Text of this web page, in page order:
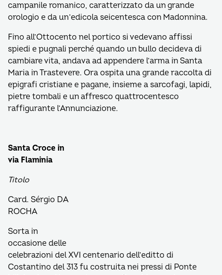
campanile romanico, caratterizzato da un grande
orologio e da un’edicola seicentesca con Madonnina.
Fino all’Ottocento nel portico si vedevano affissi
spiedi e pugnali perché quando un bullo decideva di
cambiare vita, andava ad appendere l’arma in Santa
Maria in Trastevere. Ora ospita una grande raccolta di
epigrafi cristiane e pagane, insieme a sarcofagi, lapidi,
pietre tombali e un affresco quattrocentesco
raffigurante l’Annunciazione.
Santa Croce in
via Flaminia
Titolo
Card. Sérgio DA
ROCHA
Sorta in
occasione delle
celebrazioni del XVI centenario dell’editto di
Costantino del 313 fu costruita nei pressi di Ponte